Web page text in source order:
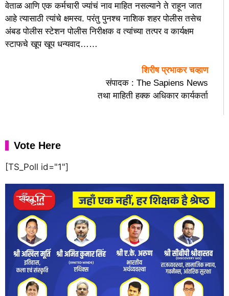
वेताळ आणि एक कर्मचारी ज्यांचं नाव माहित नसल्याने ते राहून जात
आहे त्यासाठी त्यांचे क्षमस्व. परंतु पुनश्च नाशिक शहर पोलीस तसेच
अंबड पोलीस स्टेशन पोलीस निरीक्षक व त्यांच्या तत्पर व कार्यक्षम
स्टाफचे खूप खूप धन्यवाद……
शिरीष प्रभाकर चव्हाण
संपादक : The Sapiens News
तथा माहिती हक्क अधिकार कार्यकर्ता
Vote Here
[TS_Poll id="1"]